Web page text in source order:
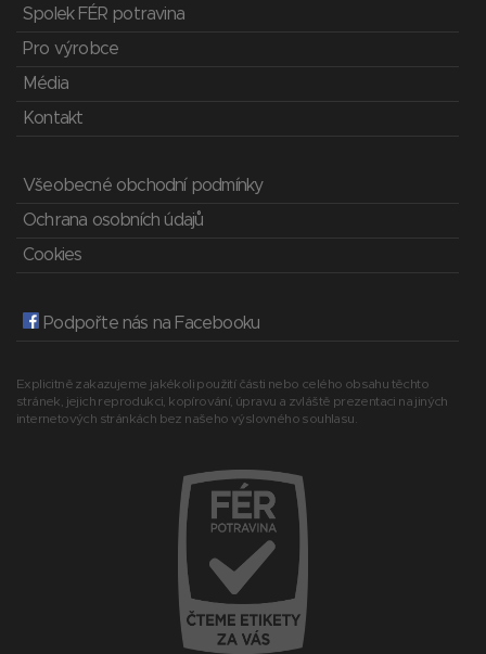
Spolek FÉR potravina
Pro výrobce
Média
Kontakt
Všeobecné obchodní podmínky
Ochrana osobních údajů
Cookies
Podpořte nás na Facebooku
Explicitně zakazujeme jakékoli použití části nebo celého obsahu těchto
stránek, jejich reprodukci, kopírování, úpravu a zvláště prezentaci na jiných
internetových stránkách bez našeho výslovného souhlasu.